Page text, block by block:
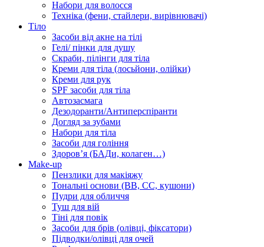
Набори для волосся
Техніка (фени, стайлери, вирівнювачі)
Тіло
Засоби від акне на тілі
Гелі/ пінки для душу
Скраби, пілінги для тіла
Креми для тіла (лосьйони, олійки)
Креми для рук
SPF засоби для тіла
Автозасмага
Дезодоранти/Антиперспіранти
Догляд за зубами
Набори для тіла
Засоби для гоління
Здоровʼя (БАДи, колаген…)
Make-up
Пензлики для макіяжу
Тональні основи (BB, CC, кушони)
Пудри для обличчя
Туш для вій
Тіні для повік
Засоби для брів (олівці, фіксатори)
Підводки/олівці для очей